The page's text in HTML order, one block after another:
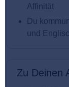
Affinität
Du
und
Zu Deinen